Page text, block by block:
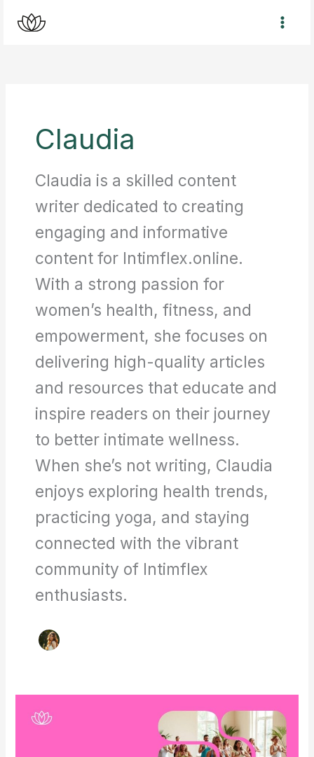
Claudia
Claudia is a skilled content
writer dedicated to creating
engaging and informative
content for Intimflex.online.
With a strong passion for
women’s health, fitness, and
empowerment, she focuses on
delivering high-quality articles
and resources that educate and
inspire readers on their journey
to better intimate wellness.
When she’s not writing, Claudia
enjoys exploring health trends,
practicing yoga, and staying
connected with the vibrant
community of Intimflex
enthusiasts.